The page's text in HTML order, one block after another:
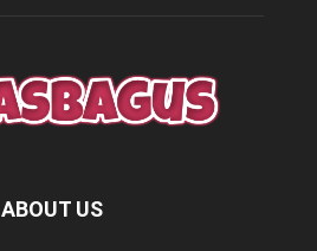
ABOUT US